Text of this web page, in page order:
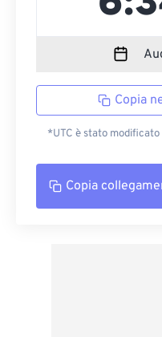
Copia
*UTC è stato
Copia